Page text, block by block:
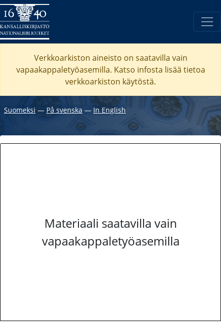
Verkkoarkiston aineisto on saatavilla vain
vapaakappaletyöasemilla. Katso infosta lisää tietoa
verkkoarkiston käytöstä.
Suomeksi ― På svenska ― In English
Materiaali saatavilla vain
vapaakappaletyöasemilla